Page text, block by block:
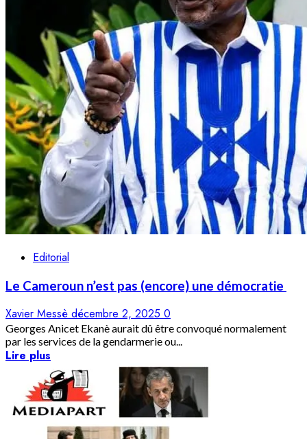
Editorial
Le Cameroun n’est pas (encore) une démocratie
Xavier Messè décembre 2, 2025 0
Georges Anicet Ekanè aurait dû être convoqué normalement
par les services de la gendarmerie ou...
Lire plus